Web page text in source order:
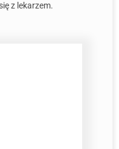
z lekarzem.